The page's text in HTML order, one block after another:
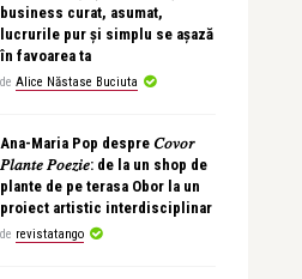
business curat, asumat,
lucrurile pur și simplu se așază
în favoarea ta
de Alice Năstase Buciuta
Ana-Maria Pop despre 𝐶𝑜𝑣𝑜𝑟
𝑃𝑙𝑎𝑛𝑡𝑒 𝑃𝑜𝑒𝑧𝑖𝑒: de la un shop de
plante de pe terasa Obor la un
proiect artistic interdisciplinar
de revistatango